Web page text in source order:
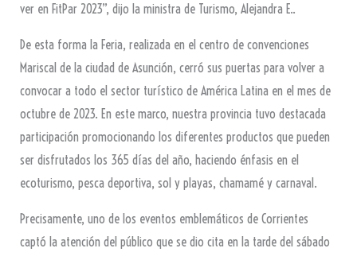
ver en FitPar 2023”, dijo la ministra de Turismo, Alejandra E..
De esta forma la Feria, realizada en el centro de convenciones
Mariscal de la ciudad de Asunción, cerró sus puertas para volver a
convocar a todo el sector turístico de América Latina en el mes de
octubre de 2023. En este marco, nuestra provincia tuvo destacada
participación promocionando los diferentes productos que pueden
ser disfrutados los 365 días del año, haciendo énfasis en el
ecoturismo, pesca deportiva, sol y playas, chamamé y carnaval.
Precisamente, uno de los eventos emblemáticos de Corrientes
captó la atención del público que se dio cita en la tarde del sábado